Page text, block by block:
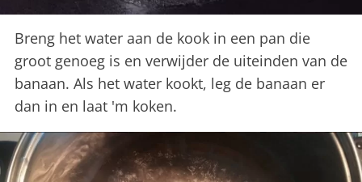
Breng het water aan de kook in een pan die
groot genoeg is en verwijder de uiteinden van de
banaan. Als het water kookt, leg de banaan er
dan in en laat 'm koken.